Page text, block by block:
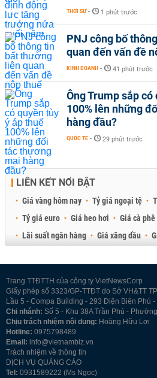
THỜI SỰ - 1 phút trước
PNJ công bố
quan đến vấn đề
KINH DOANH - 41 phút trước
Ông Trump sắp
100% lên những
hàng đầu?
QUỐC TẾ - 29 phút trước
LIÊN KẾT NỔI BẬT
Giá vàng hôm nay Tỷ giá ngoại tệ
Tỷ giá euro
Giá heo hơi Giá cà phê
Lãi suất ngân hàng
Giá xăng dầu
Trang TTĐTTH của công ty VietNewsCorp
Giấy phép số 3323/GP-TTĐT do Sở VH&TT
Lầu 5 - Compa Building - 293 Điện Biên Phủ
Chi nhánh: Số 5 - Khu 38A Trần Phú -
Chịu trách nhiệm nội dung: Hoàng Hữu Lợi
Hotline: 0975798489
Email: info@vietnambiz.vn
Trách nhiệm về thông tin
DỊCH VỤ QUẢNG CÁO
Tel: 0931589222 (Ms Ngọc)